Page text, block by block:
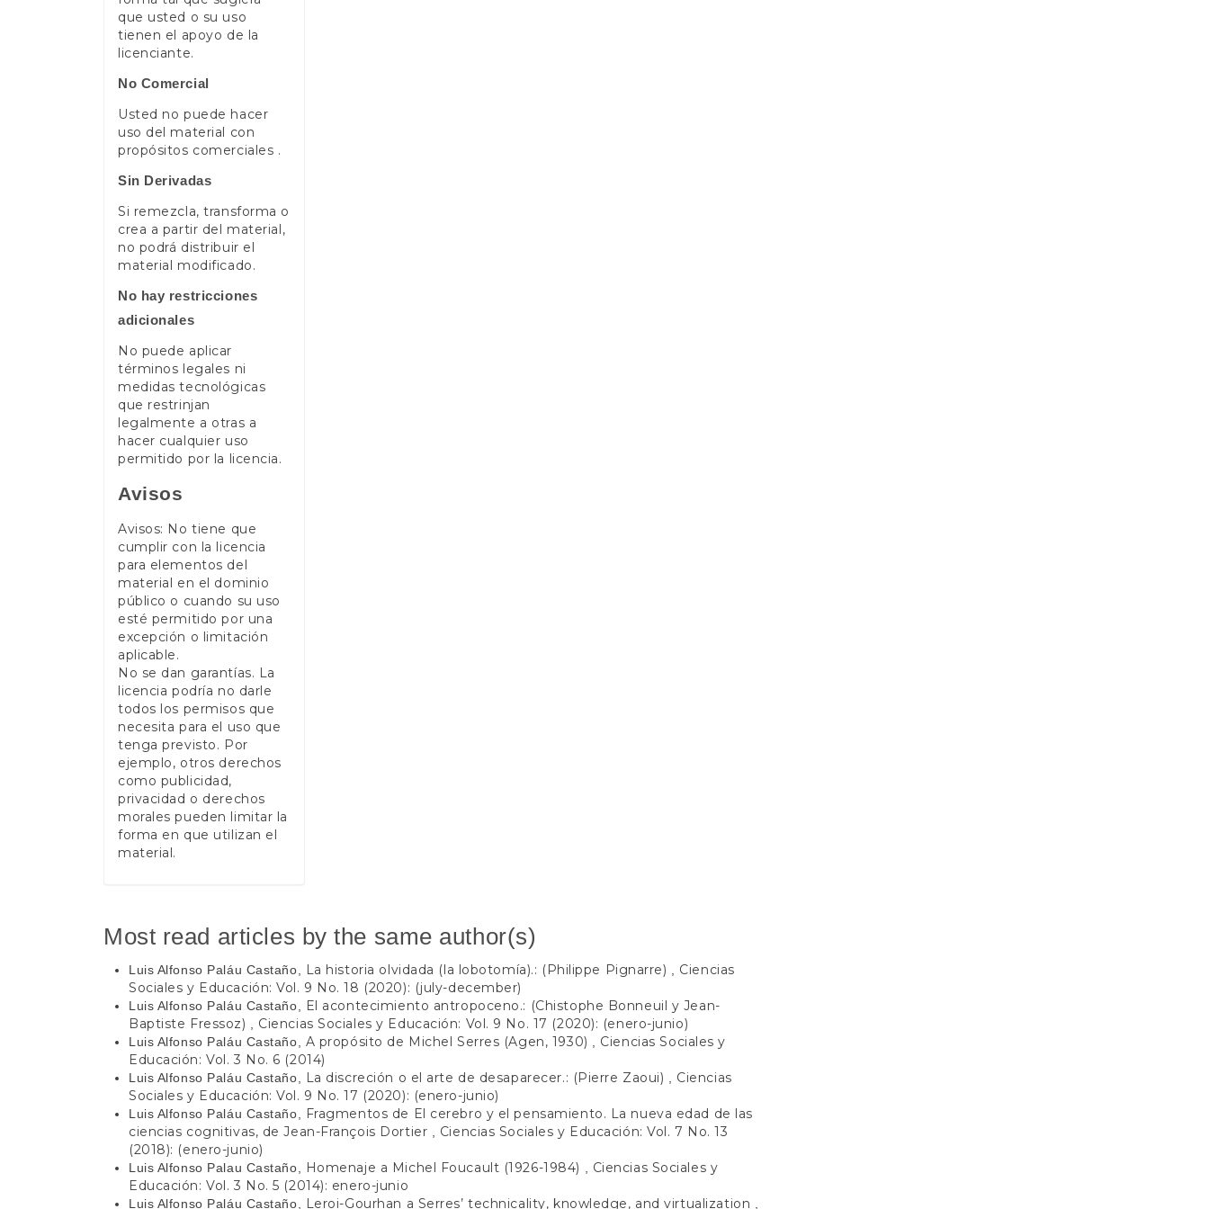
que usted o su uso
tienen el apoyo de la
licenciante.
No Comercial
Usted no puede hacer
uso del material con
propósitos comerciales .
Sin Derivadas
Si remezcla, transforma o
crea a partir del material,
no podrá distribuir el
material modificado.
No hay restricciones
adicionales
No puede aplicar
términos legales ni
medidas tecnológicas
que restrinjan
legalmente a otras a
hacer cualquier uso
permitido por la licencia.
Avisos
Avisos: No tiene que
cumplir con la licencia
para elementos del
material en el dominio
público o cuando su uso
esté permitido por una
excepción o limitación
aplicable.
No se dan garantías. La
licencia podría no darle
todos los permisos que
necesita para el uso que
tenga previsto. Por
ejemplo, otros derechos
como publicidad,
privacidad o derechos
morales pueden limitar la
forma en que utilizan el
material.
Most read articles by the same author(s)
Luis Alfonso Paláu Castaño, La historia olvidada (la lobotomía).: (Philippe Pignarre)
Ciencias
Sociales y Educación: Vol. 9 No. 18 (2020): (july-december)
Luis Alfonso Paláu Castaño,
El acontecimiento antropoceno.: (Chistophe Bonneuil y Jean-
Baptiste Fressoz)
Ciencias Sociales y Educación: Vol. 9 No. 17 (2020): (enero-junio)
Luis Alfonso Paláu Castaño, A propósito de Michel Serres (Agen, 1930)
Ciencias Sociales y
Educación: Vol. 3 No. 6 (2014)
Luis Alfonso Paláu Castaño, La discreción o el arte de desaparecer.: (Pierre Zaoui)
Ciencias
Sociales y Educación: Vol. 9 No. 17 (2020): (enero-junio)
Luis Alfonso Paláu Castaño,
Fragmentos de El cerebro y el pensamiento. La nueva edad de las
ciencias cognitivas, de Jean-François Dortier
Ciencias Sociales y Educación: Vol. 7 No. 13
(2018): (enero-junio)
Luis Alfonso Palau Castaño, Homenaje a Michel Foucault (1926-1984)
Ciencias Sociales y
Educación: Vol. 3 No. 5 (2014): enero-junio
Luis Alfonso Paláu Castaño, Leroi-Gourhan a Serres’ technicality, knowledge, and virtualization